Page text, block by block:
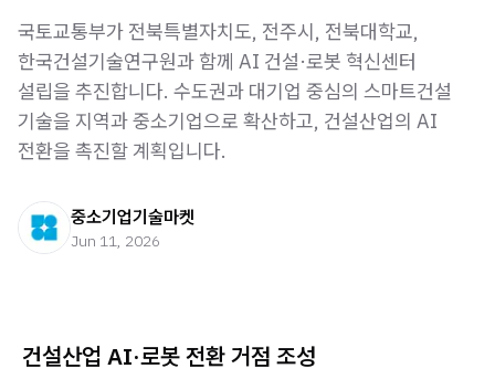
국토교통부가 전북특별자치도, 전주시, 전북대학교,
한국건설기술연구원과 함께 AI 건설·로봇 혁신센터
설립을 추진합니다. 수도권과 대기업 중심의 스마트건설
기술을 지역과 중소기업으로 확산하고, 건설산업의 AI
전환을 촉진할 계획입니다.
중소기업기술마켓
Jun 11, 2026
건설산업 AI·로봇 전환 거점 조성